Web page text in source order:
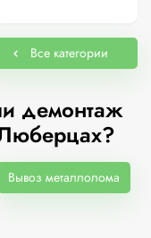
Все категории
демонтаж
Вывоз металлолома